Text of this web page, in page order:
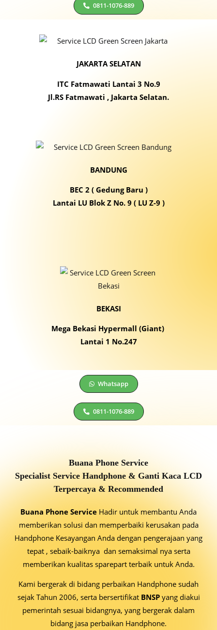
0811-1076-889
JAKARTA SELATAN
ITC Fatmawati Lantai 3 No.9
Jl.RS Fatmawati , Jakarta Selatan.
BANDUNG
BEC 2 ( Gedung Baru )
Lantai LU Blok Z No. 9 ( LU Z-9 )
BEKASI
Mega Bekasi Hypermall (Giant)
Lantai 1 No.247
Whatsapp
0811-1076-889
Buana Phone Service
Specialist Service Handphone & Ganti Kaca LCD
Terpercaya & Recommended
Buana Phone Service Hadir untuk membantu Anda
memberikan solusi dan memperbaiki kerusakan pada
Handphone Kesayangan Anda dengan pengerajaan yang
tepat , sebaik-baiknya dan semaksimal nya serta
memberikan kualitas sparepart terbaik untuk Anda.
Kami bergerak di bidang perbaikan Handphone sudah
sejak Tahun 2006, serta bersertifikat BNSPyang diakui
pemerintah sesuai bidangnya, yang bergerak dalam
bidang jasa perbaikan Handphone.